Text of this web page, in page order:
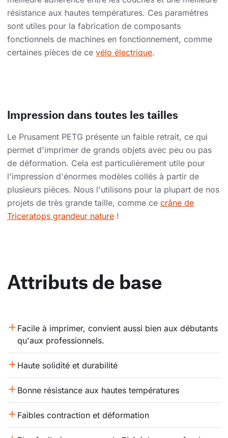
résistance aux hautes températures. Ces paramètres
sont utiles pour la fabrication de composants
fonctionnels de machines en fonctionnement, comme
certaines pièces de ce vélo électrique.
Impression dans toutes les tailles
Le Prusament PETG présente un faible retrait, ce qui
permet d'imprimer de grands objets avec peu ou pas
de déformation. Cela est particulièrement utile pour
l'impression d'énormes modèles collés à partir de
plusieurs pièces. Nous l'utilisons pour la plupart de nos
projets de très grande taille, comme ce crâne de
Triceratops grandeur nature !
Attributs de base
Facile à imprimer, convient aussi bien aux débutants
qu'aux professionnels.
Haute solidité et durabilité
Bonne résistance aux hautes températures
Faibles contraction et déformation